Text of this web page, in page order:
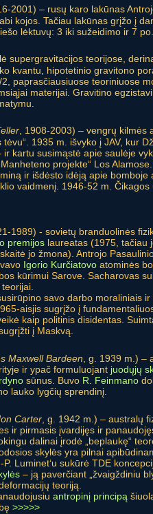
2001) – rusų karo lakūnas
kojos. Tačiau lakūnas grįžo į
lėktuvų: 3 iki sužeidimo ir 7
supergravitacijos teorijose,
kvantu, hipotetinio gravitono
paprasčiausiuose teoriniuose
materijai. Gravitino
, 1908-2003) – vengrų
1935 m. išvyko į JAV, kur
kartu susimąstė apie saulėje
projekte“ Los
ir išdėsto idėją apie
vaidmenį. 1946-52 m.
1989) - sovietų branduolinės
premijos laureatas (1975, tačiau
jo žmona). Antrojo
Igorio Kurčiatovo atominės
kūrimui Sarove. Sacharovas
savo darbo moraliniais
aisjis sugrįžo į
kaip politinis disidentas.
į Maskvą.
Maxwell Bardeen , g. 1939 m.)
ir ypač formuluojant juodųjų
sūnus. Buvo R. Feinmano
lauko lygčių sprendinį.
Carter , g. 1942 m.) – australų
ir pirmasis įvardijęs ir
dalinai įrodė „beplaukę“
skylės yra pilnai
Luminet‘u sukūrė TDE
– ją paverčiant „žvaigždiniu
teoriją.
antropinį principą
>>>>>